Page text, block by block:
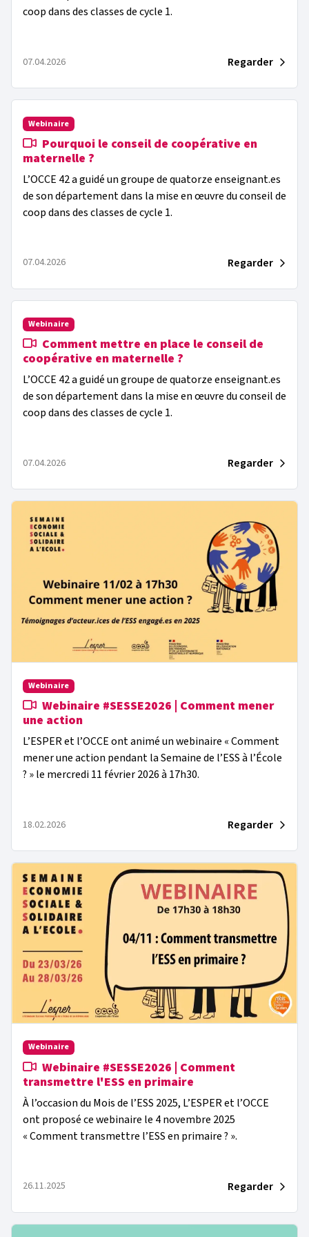
Voir plus
Semaine de l'ESS à l'école
SESSE(4)
(1)
avril 2025(2)
Voir plus
coop dans des classes de cycle 1.
07.04.2026 Regarder
Webinaire
Pourquoi le conseil de coopérative en
maternelle ?
L’OCCE 42 a guidé un groupe de quatorze enseignant.es
de son département dans la mise en œuvre du conseil de
coop dans des classes de cycle 1.
07.04.2026 Regarder
Webinaire
Comment mettre en place le conseil de
coopérative en maternelle ?
L’OCCE 42 a guidé un groupe de quatorze enseignant.es
de son département dans la mise en œuvre du conseil de
coop dans des classes de cycle 1.
07.04.2026 Regarder
Webinaire
Webinaire #SESSE2026 | Comment mener
une action
L’ESPER et l’OCCE ont animé un webinaire « Comment
mener une action pendant la Semaine de l’ESS à l’École
? » le mercredi 11 février 2026 à 17h30.
18.02.2026 Regarder
Webinaire
Webinaire #SESSE2026 | Comment
transmettre l'ESS en primaire
À l’occasion du Mois de l’ESS 2025, L’ESPER et l’OCCE
ont proposé ce webinaire le 4 novembre 2025
« Comment transmettre l’ESS en primaire ? ».
26.11.2025 Regarder